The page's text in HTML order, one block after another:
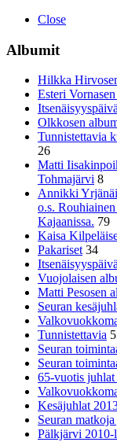
Close
Albumit
Hilkka
Esteri
Olkkosen
Tunnistettavia
26
Matti
Tohmajärvi 8
Annikki
o.s.
Kajaanissa. 79
Kaisa
Pakariset 34
Vuojolaisen
Matti Pesosen
Seuran
Tunnistettavia
Seuran
Seuran
65-vuotis
Kesäjuhlat
Seuran
Pälkjärvi